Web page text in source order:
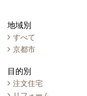
地域別
すべて
京都市
目的別
注文住宅